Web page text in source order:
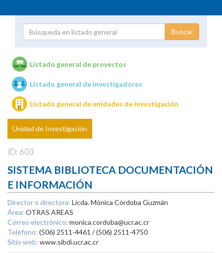
Unidades de investigación
Listado general de proyectos
Listado general de investigadores
Listado general de unidades de investigación
Unidad de Investigación
ID: 603
SISTEMA BIBLIOTECA DOCUMENTACIÓN
E INFORMACIÓN
Director o directora: Licda. Mónica Córdoba Guzmán
Área: OTRAS AREAS
Correo electrónico: monica.cordoba@ucr.ac.cr
Teléfono: (506) 2511-4461 / (506) 2511-4750
Sitio web: www.sibdi.ucr.ac.cr